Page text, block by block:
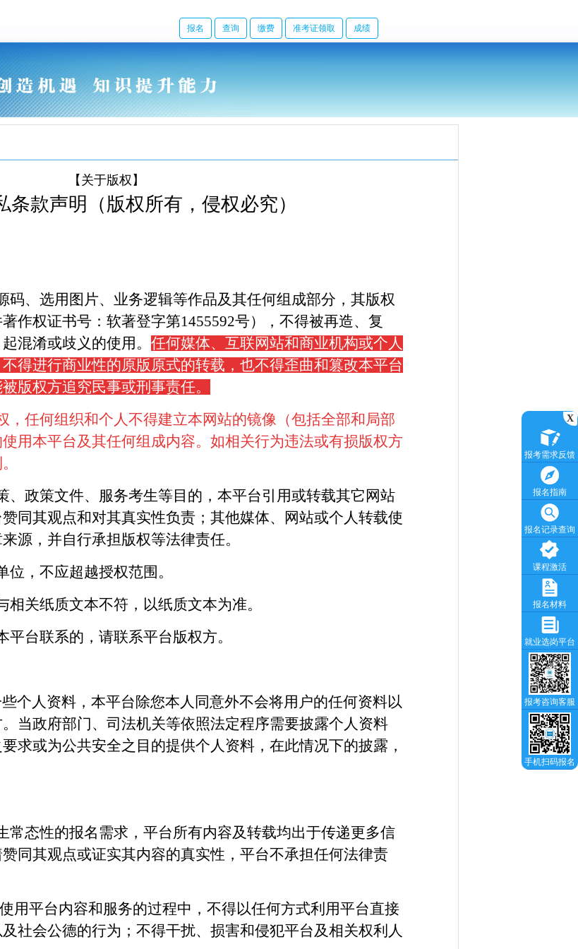
报名 查询 缴费 准考证领取 成绩
X
报考需求反馈
报名指南
报名记录查询
课程激活
报名材料
就业选岗平台
报考咨询客服
手机扫码报名
【关于版权】
条款声明（版权所有 ， 侵权必究）
码、选用图片、业务逻辑等作品及其任何组成部分，其版权
作权证书号：软著登字第1455592号），不得被再造、复
混淆或歧义的使用。 任何媒体、互联网站和商业机构或个人
得进行商业性的原版原式的转载，也不得歪曲和篡改本平台
版权方追究民事或刑事责任。
，任何组织和个人不得建立本网站的镜像（包括全部和局部
用本平台及其任何组成内容。如相关行为违法或有损版权方
、政策文件、服务考生等目的，本平台引用或转载其它网站
同其观点和对其真实性负责；其他媒体、网站或个人转载使
源，并自行承担版权等法律责任。
，不应超越授权范围。
相关纸质文本不符，以纸质文本为准。
平台联系的，请联系平台版权方。
个人资料，本平台除您本人同意外不会将用户的任何资料以
当政府部门、司法机关等依照法定程序需要披露个人资料
求或为公共安全之目的提供个人资料，在此情况下的披露，
常态性的报名需求，平台所有内容及转载均出于传递更多信
同其观点或证实其内容的真实性，平台不承担任何法律责
用平台内容和服务的过程中，不得以任何方式利用平台直接
社会公德的行为；不得干扰、损害和侵犯平台及相关权利人